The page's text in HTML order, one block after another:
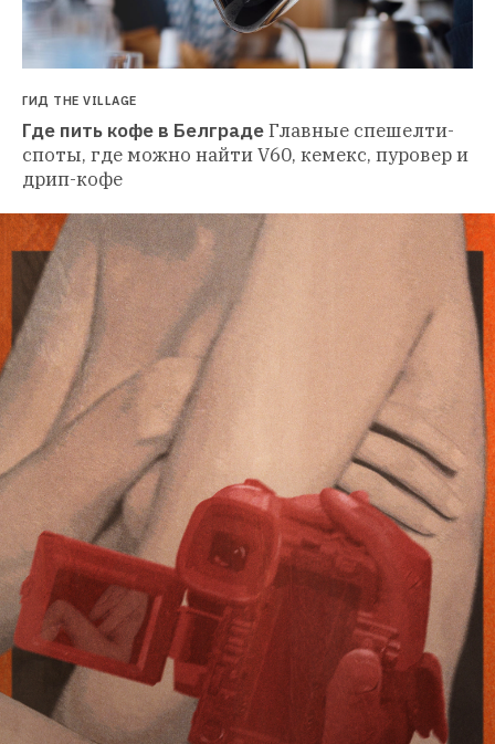
ГИД THE VILLAGE
Где пить кофе в БелградеГлавные спешелти-
споты, где можно найти V60, кемекс, пуровер и
дрип-кофе